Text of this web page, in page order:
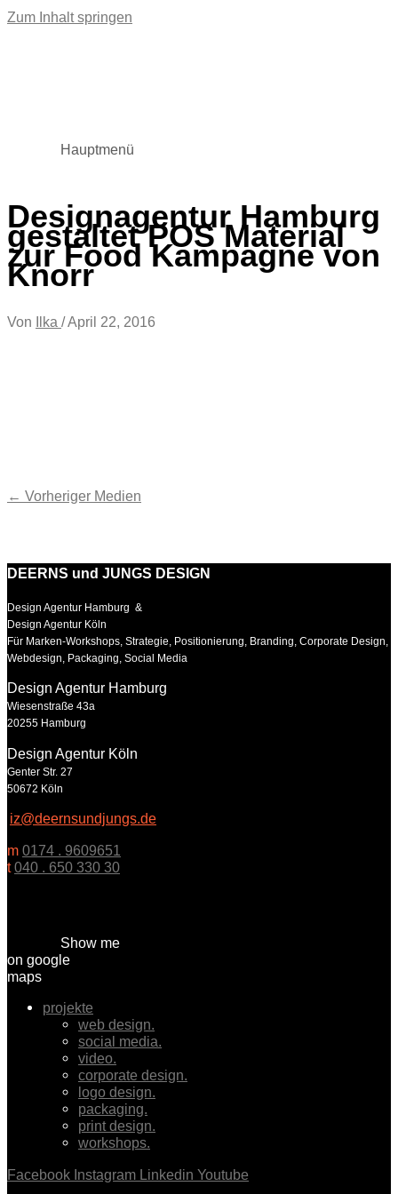
Zum Inhalt springen
Hauptmenü
Designagentur Hamburg
gestaltet POS Material
zur Food Kampagne von
Knorr
Von Ilka /April 22, 2016
← Vorheriger Medien
DEERNS und JUNGS DESIGN
Design Agentur Hamburg &
Design Agentur Köln
Für Marken-Workshops, Strategie, Positionierung, Branding, Corporate Design,
Webdesign, Packaging, Social Media
Design Agentur Hamburg
Wiesenstraße 43a
20255 Hamburg
Design Agentur Köln
Genter Str. 27
50672 Köln
iz@deernsundjungs.de
m 0174 . 9609651
t 040 . 650 330 30
Show me
on google
maps
projekte
web design.
social media.
video.
corporate design.
logo design.
packaging.
print design.
workshops.
Facebook Instagram Linkedin Youtube